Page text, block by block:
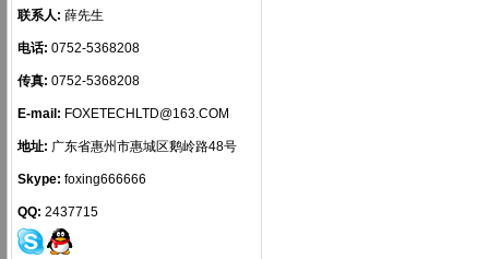
联系人: 薛先生
电话: 0752-5368208
传真: 0752-5368208
E-mail: FOXETECHLTD@163.COM
地址: 广东省惠州市惠城区鹅岭路48号
Skype: foxing666666
QQ: 2437715